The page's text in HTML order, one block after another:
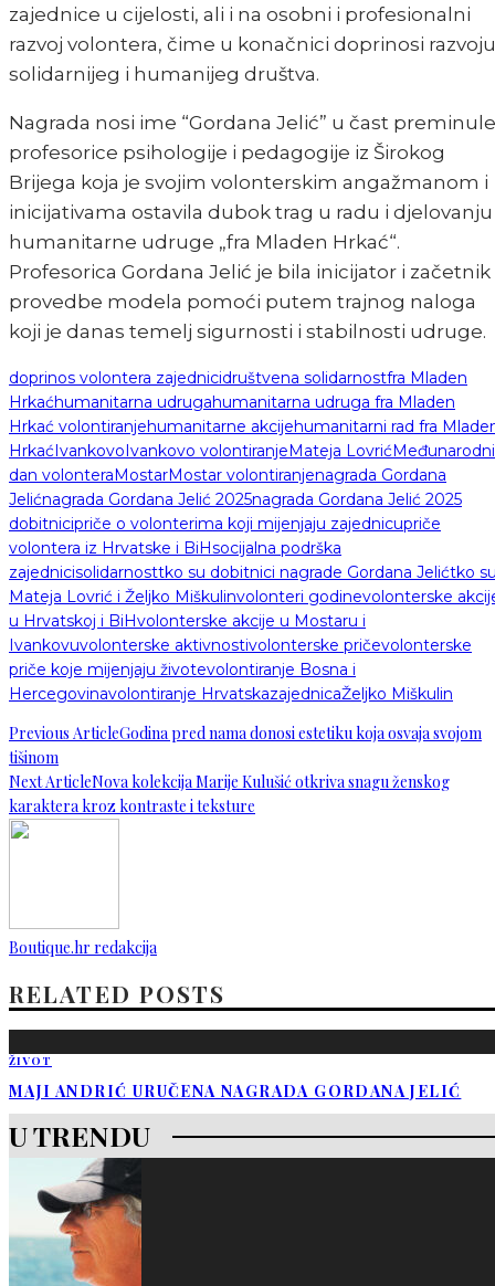
zajednice u cijelosti, ali i na osobni i profesionalni
razvoj volontera, čime u konačnici doprinosi razvoju
solidarnijeg i humanijeg društva.
Nagrada nosi ime “Gordana Jelić” u čast preminule
profesorice psihologije i pedagogije iz Širokog
Brijega koja je svojim volonterskim angažmanom i
inicijativama ostavila dubok trag u radu i djelovanju
humanitarne udruge „fra Mladen Hrkać“.
Profesorica Gordana Jelić je bila inicijator i začetnik
provedbe modela pomoći putem trajnog naloga
koji je danas temelj sigurnosti i stabilnosti udruge.
doprinos volontera zajednicidruštvena solidarnostfra Mladen
Hrkaćhumanitarna udrugahumanitarna udruga fra Mladen
Hrkać volontiranjehumanitarne akcijehumanitarni rad fra
HrkaćIvankovoIvankovo volontiranjeMateja LovrićMeđunarodni
dan volonteraMostarMostar volontiranjenagrada Gordana
Jelićnagrada Gordana Jelić 2025nagrada Gordana Jelić 2025
dobitnicipriče o volonterima koji mijenjaju zajednicupriče
volontera iz Hrvatske i BiHsocijalna podrška
zajednicisolidarnosttko su dobitnici nagrade Gordana Jelićtko
Mateja Lovrić i Željko Miškulinvolonteri godinevolonterske
u Hrvatskoj i BiHvolonterske akcije u Mostaru i
Ivankovuvolonterske aktivnostivolonterske pričevolonterske
priče koje mijenjaju životevolontiranje Bosna i
Hercegovinavolontiranje HrvatskazajednicaŽeljko Miškulin
Previous ArticleGodina pred nama donosi estetiku koja osvaja svojom
tišinom
Next ArticleNova kolekcija Marije Kulušić otkriva snagu ženskog
karaktera kroz kontraste i teksture
Boutique.hr redakcija
RELATED POSTS
ŽIVOT
MAJI ANDRIĆ URUČENA NAGRADA GORDANA JELIĆ
U TRENDU